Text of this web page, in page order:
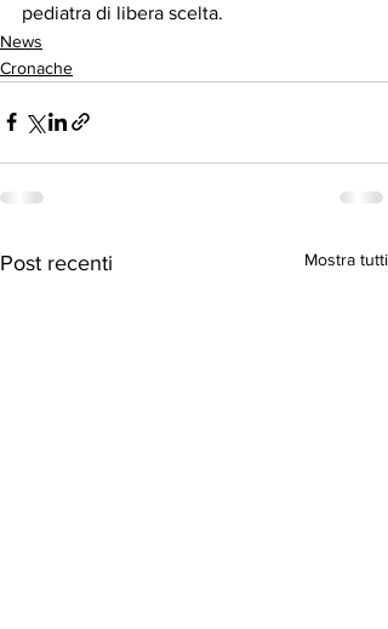
pediatra di libera scelta.
News
Cronache
Post recenti Mostra tutti